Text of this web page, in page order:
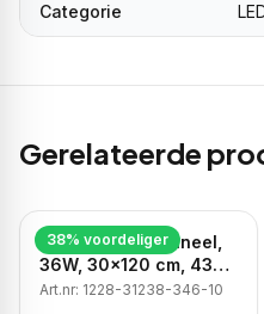
Categorie
Gerelateerde
38% voordeliger
LED Backlight Paneel,
36W, 30x120 cm, 4300
lm, IP40
Art.nr: 1228-31238-346-10